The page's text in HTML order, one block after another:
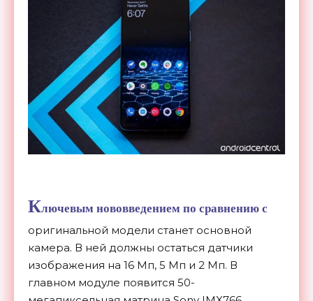
Ключевым нововведением по сравнению с
оригинальной модели станет основной
камера. В ней должны остаться датчики
изображения на 16 Мп, 5 Мп и 2 Мп. В
главном модуле появится 50-